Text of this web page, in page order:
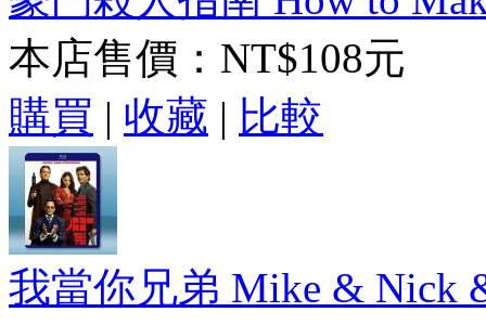
本店售價： NT$108元
購買 | 收藏 | 比較
我當你兄弟 Mike & Nick